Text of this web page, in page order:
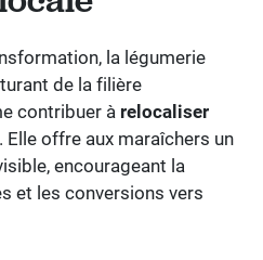
la légumerie
de la filière
contribuer à relocaliser
. Elle offre aux maraîchers un
encourageant la
et les conversions vers